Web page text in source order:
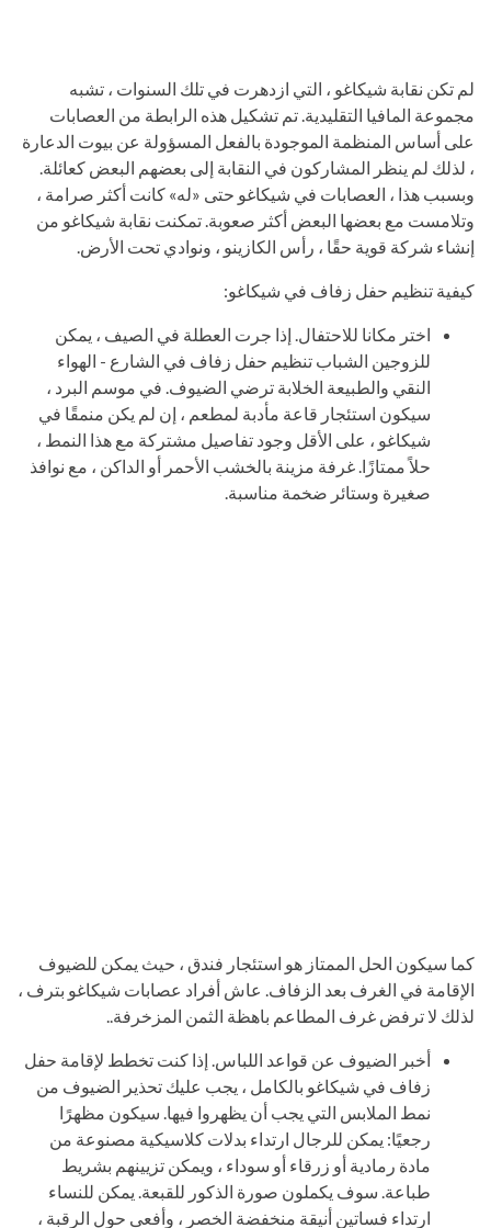
لم تكن نقابة شيكاغو ، التي ازدهرت في تلك السنوات ، تشبه
مجموعة المافيا التقليدية. تم تشكيل هذه الرابطة من العصابات
على أساس المنظمة الموجودة بالفعل المسؤولة عن بيوت الدعارة
، لذلك لم ينظر المشاركون في النقابة إلى بعضهم البعض كعائلة.
وبسبب هذا ، العصابات في شيكاغو حتى «له» كانت أكثر صرامة ،
وتلامست مع بعضها البعض أكثر صعوبة. تمكنت نقابة شيكاغو من
إنشاء شركة قوية حقًا ، رأس الكازينو ، ونوادي تحت الأرض.
كيفية تنظيم حفل زفاف في شيكاغو:
اختر مكانا للاحتفال. إذا جرت العطلة في الصيف ، يمكن
للزوجين الشباب تنظيم حفل زفاف في الشارع - الهواء
النقي والطبيعة الخلابة ترضي الضيوف. في موسم البرد ،
سيكون استئجار قاعة مأدبة لمطعم ، إن لم يكن منمقًا في
شيكاغو ، على الأقل وجود تفاصيل مشتركة مع هذا النمط ،
حلاً ممتازًا. غرفة مزينة بالخشب الأحمر أو الداكن ، مع نوافذ
صغيرة وستائر ضخمة مناسبة.
كما سيكون الحل الممتاز هو استئجار فندق ، حيث يمكن للضيوف
الإقامة في الغرف بعد الزفاف. عاش أفراد عصابات شيكاغو بترف ،
لذلك لا ترفض غرف المطاعم باهظة الثمن المزخرفة..
أخبر الضيوف عن قواعد اللباس. إذا كنت تخطط لإقامة حفل
زفاف في شيكاغو بالكامل ، يجب عليك تحذير الضيوف من
نمط الملابس التي يجب أن يظهروا فيها. سيكون مظهرًا
رجعيًا: يمكن للرجال ارتداء بدلات كلاسيكية مصنوعة من
مادة رمادية أو زرقاء أو سوداء ، ويمكن تزيينهم بشريط
طباعة. سوف يكملون صورة الذكور للقبعة. يمكن للنساء
ارتداء فساتين أنيقة منخفضة الخصر ، وأفعى حول الرقبة ،